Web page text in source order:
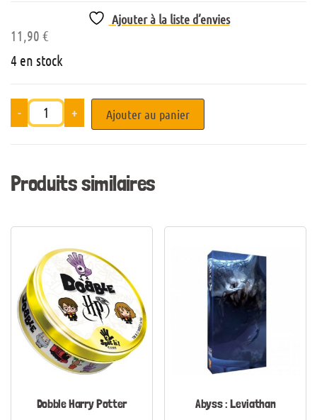
Ajouter à la liste d’envies
11,90 €
4 en stock
- + Ajouter au panier
Produits similaires
Dobble Harry Potter
Abyss : Leviathan